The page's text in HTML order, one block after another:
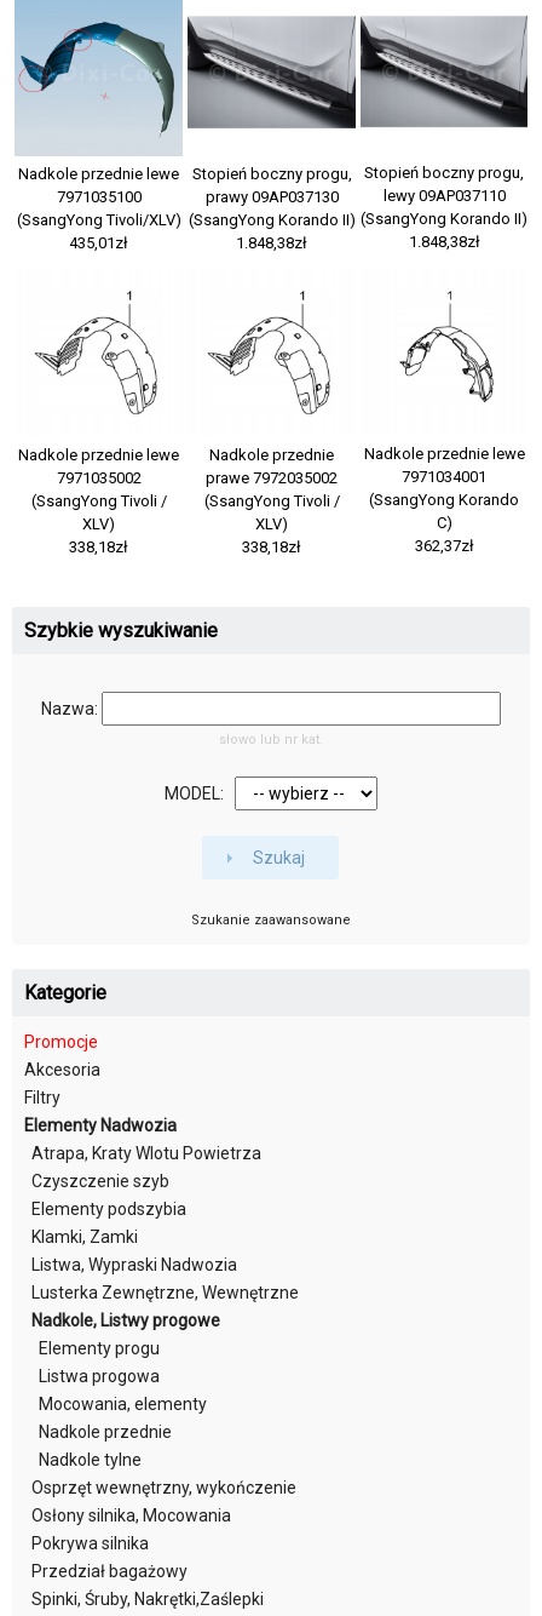
Nadkole przednie lewe
7971035100
(SsangYong Tivoli/XLV)
435,01zł
Stopień boczny progu,
prawy 09AP037130
(SsangYong Korando II)
1.848,38zł
Stopień boczny progu,
lewy 09AP037110
(SsangYong Korando II)
1.848,38zł
Nadkole przednie lewe
7971035002
(SsangYong Tivoli /
XLV)
338,18zł
Nadkole przednie
prawe 7972035002
(SsangYong Tivoli /
XLV)
338,18zł
Nadkole przednie lewe
7971034001
(SsangYong Korando
C)
362,37zł
Szybkie wyszukiwanie
Nazwa:
słowo lub nr kat.
MODEL:
Szukaj
Szukanie zaawansowane
Kategorie
Promocje
Akcesoria
Filtry
Elementy Nadwozia
Atrapa, Kraty Wlotu Powietrza
Czyszczenie szyb
Elementy podszybia
Klamki, Zamki
Listwa, Wypraski Nadwozia
Lusterka Zewnętrzne, Wewnętrzne
Nadkole, Listwy progowe
Elementy progu
Listwa progowa
Mocowania, elementy
Nadkole przednie
Nadkole tylne
Osprzęt wewnętrzny, wykończenie
Osłony silnika, Mocowania
Pokrywa silnika
Przedział bagażowy
Spinki, Śruby, Nakrętki,Zaślepki